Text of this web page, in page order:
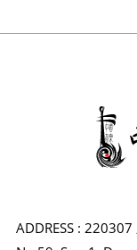
ADDRESS :